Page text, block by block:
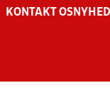
KONTAKT OS